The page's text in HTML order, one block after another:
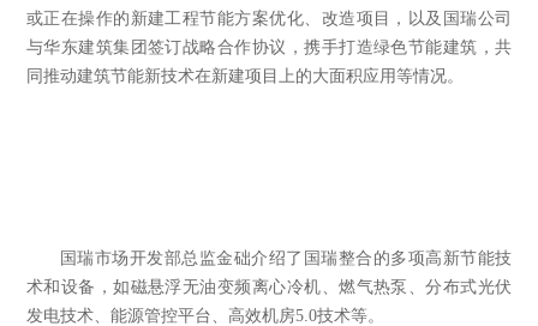
或正在操作的新建工程节能方案优化、改造项目，以及国瑞公司
与华东建筑集团签订战略合作协议，携手打造绿色节能建筑，共
同推动建筑节能新技术在新建项目上的大面积应用等情况。
国瑞市场开发部总监金础介绍了国瑞整合的多项高新节能技
术和设备，如磁悬浮无油变频离心冷机、燃气热泵、分布式光伏
发电技术、能源管控平台、高效机房5.0技术等。